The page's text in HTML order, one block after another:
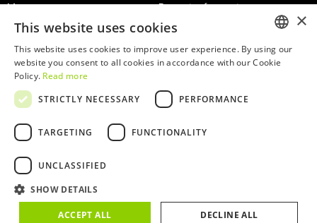
Museus
Agenda
Notícias
Restaurantes
Cartão WOW
Grupos e Eventos
Serviço Educativo
Perguntas frequentes
Termos e Condições
Política de privacidade e cookies
Trabalha connosco
Livro de reclamações
© 2026
WOW
ENGLISH
×
This website uses cookies
This website uses cookies to improve user experience. By using our
website you consent to all cookies in accordance with our Cookie
Policy. Read more
STRICTLY NECESSARY
PERFORMANCE
TARGETING FUNCTIONALITY
UNCLASSIFIED
SHOW DETAILS
ACCEPT ALL DECLINE ALL